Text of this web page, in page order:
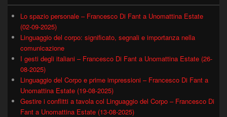
Lo spazio personale – Francesco Di Fant a Unomattina Estate
(02-09-2025)
Linguaggio del corpo: significato, segnali e importanza nella
comunicazione
I gesti degli italiani – Francesco Di Fant a Unomattina Estate (26-
08-2025)
Linguaggio del Corpo e prime impressioni – Francesco Di Fant a
Unomattina Estate (19-08-2025)
Gestire i conflitti a tavola col Linguaggio del Corpo – Francesco Di
Fant a Unomattina Estate (13-08-2025)